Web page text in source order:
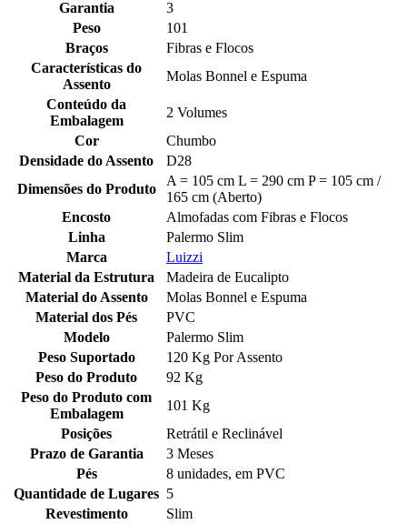
Garantia
3
Peso
101
Braços
Fibras e Flocos
Características do
Assento
Molas Bonnel e Espuma
Conteúdo da
Embalagem
2 Volumes
Cor
Chumbo
Densidade do Assento
D28
Dimensões do Produto
A = 105 cm L = 290 cm P = 105 cm /
165 cm (Aberto)
Encosto
Almofadas com Fibras e Flocos
Linha
Palermo Slim
Marca
Luizzi
Material da Estrutura
Madeira de Eucalipto
Material do Assento
Molas Bonnel e Espuma
Material dos Pés
PVC
Modelo
Palermo Slim
Peso Suportado
120 Kg Por Assento
Peso do Produto
92 Kg
Peso do Produto com
Embalagem
101 Kg
Posições
Retrátil e Reclinável
Prazo de Garantia
3 Meses
Pés
8 unidades, em PVC
Quantidade de Lugares 5
Revestimento
Slim